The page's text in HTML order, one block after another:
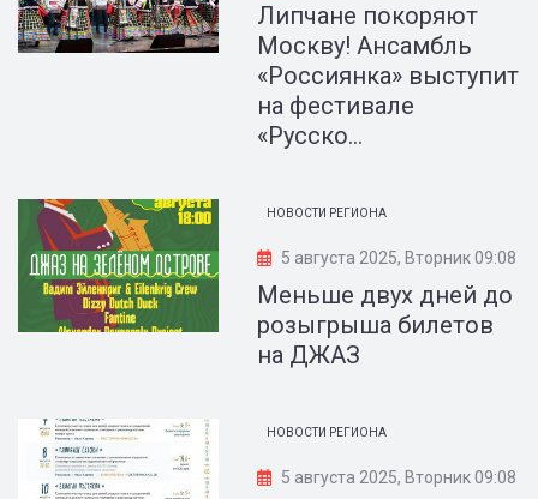
Липчане покоряют
Москву! Ансамбль
«Россиянка» выступит
на фестивале
«Русско...
НОВОСТИ РЕГИОНА
5 августа 2025, Вторник 09:08
Меньше двух дней до
розыгрыша билетов
на ДЖАЗ
НОВОСТИ РЕГИОНА
5 августа 2025, Вторник 09:08